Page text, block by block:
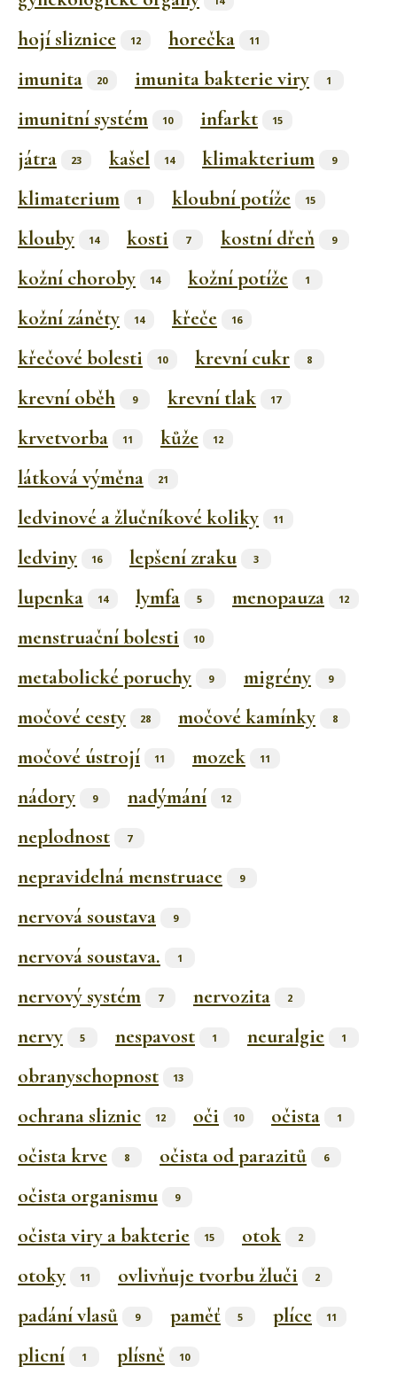
hojí sliznice 12 horečka 11
imunita 20 imunita bakterie viry 1
imunitní systém 10 infarkt 15
játra 23 kašel 14 klimakterium 9
klimaterium 1 kloubní potíže 15
klouby 14 kosti 7 kostní dřeň 9
kožní choroby 14 kožní potíže 1
kožní záněty 14 křeče 16
křečové bolesti 10 krevní cukr 8
krevní oběh 9 krevní tlak 17
krvetvorba 11 kůže 12
látková výměna 21
ledvinové a žlučníkové koliky 11
ledviny 16 lepšení zraku 3
lupenka 14 lymfa 5 menopauza 12
menstruační bolesti 10
metabolické poruchy 9 migrény 9
močové cesty 28 močové kamínky 8
močové ústrojí 11 mozek 11
nádory 9 nadýmání 12
neplodnost 7
nepravidelná menstruace 9
nervová soustava 9
nervová soustava. 1
nervový systém 7 nervozita 2
nervy 5 nespavost 1 neuralgie 1
obranyschopnost 13
ochrana sliznic 12 oči 10 očista 1
očista krve 8 očista od parazitů 6
očista organismu 9
očista viry a bakterie 15 otok 2
otoky 11 ovlivňuje tvorbu žluči 2
padání vlasů 9 paměť 5 plíce 11
plicní 1 plísně 10